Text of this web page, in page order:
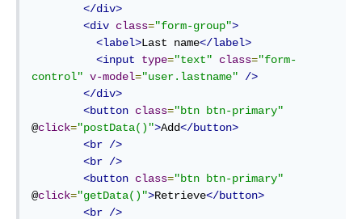
</div>
<div class="form-group">
<label>Last name</label>
<input
type="text" class="form-
control" v-model="user.lastname"
/>
</div>
<button class="btn btn-primary"
@click="postData()">Add</button>
<br />
<br />
<button class="btn btn-primary"
@click="getData()">Retrieve</button>
<br />